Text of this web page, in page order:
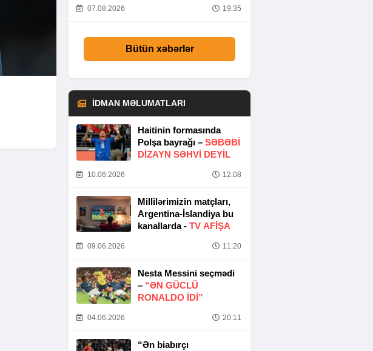
07.08.2026 19:35
Bütün xəbərlər
İDMAN MƏLUMATLARI
Haitinin formasında
Polşa bayrağı – SƏBƏBI
DIZAYN SƏHVI DEYIL
10.06.2026 12:08
Millilərimizin matçları,
Argentina-İslandiya bu
kanallarda - TV AFİŞA
09.06.2026 11:20
Nesta Messini seçmədi
– “ƏN GÜCLÜ
RONALDO IDI”
04.06.2026 20:11
“Ən biabırçı